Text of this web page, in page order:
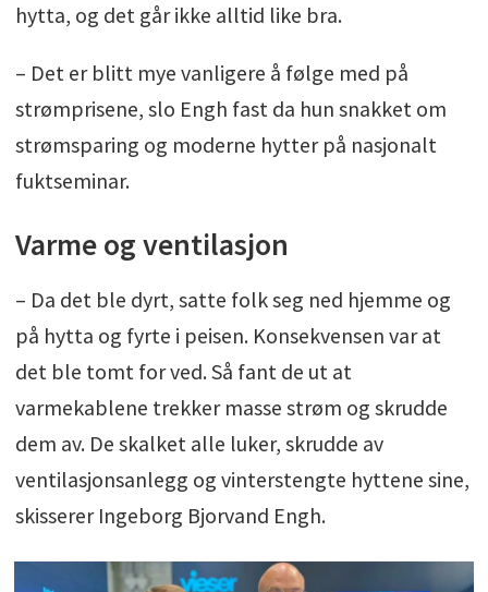
hytta, og det går ikke alltid like bra.
– Det er blitt mye vanligere å følge med på
strømprisene, slo Engh fast da hun snakket om
strømsparing og moderne hytter på nasjonalt
fuktseminar.
Varme og ventilasjon
– Da det ble dyrt, satte folk seg ned hjemme og
på hytta og fyrte i peisen. Konsekvensen var at
det ble tomt for ved. Så fant de ut at
varmekablene trekker masse strøm og skrudde
dem av. De skalket alle luker, skrudde av
ventilasjonsanlegg og vinterstengte hyttene sine,
skisserer Ingeborg Bjorvand Engh.